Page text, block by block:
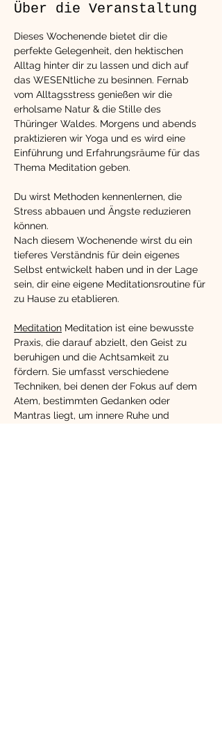
Über die Veranstaltung
Dieses Wochenende bietet dir die
perfekte Gelegenheit, den hektischen
Alltag hinter dir zu lassen und dich auf
das WESENtliche zu besinnen. Fernab
vom Alltagsstress genießen wir die
erholsame Natur & die Stille des
Thüringer Waldes. Morgens und abends
praktizieren wir Yoga und es wird eine
Einführung und Erfahrungsräume für das
Thema Meditation geben.
Du wirst Methoden kennenlernen, die
Stress abbauen und Ängste reduzieren
können.
Nach diesem Wochenende wirst du ein
tieferes Verständnis für dein eigenes
Selbst entwickelt haben und in der Lage
sein, dir eine eigene Meditationsroutine für
zu Hause zu etablieren.
Meditation Meditation ist eine bewusste
Praxis, die darauf abzielt, den Geist zu
beruhigen und die Achtsamkeit zu
fördern. Sie umfasst verschiedene
Techniken, bei denen der Fokus auf dem
Atem, bestimmten Gedanken oder
Mantras liegt, um innere Ruhe und